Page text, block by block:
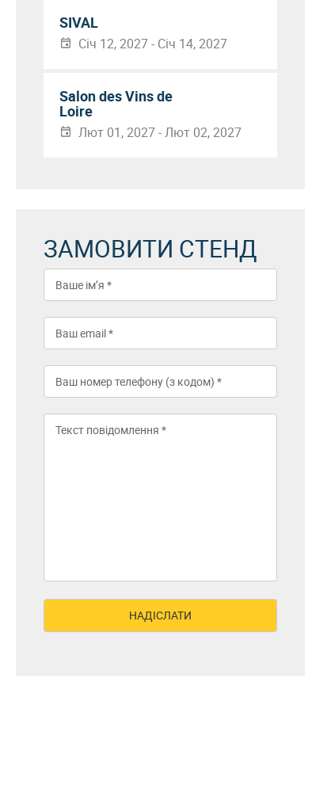
SIVAL
Січ 12, 2027 - Січ 14, 2027
Salon des Vins de
Loire
Лют 01, 2027 - Лют 02, 2027
ЗАМОВИТИ СТЕНД